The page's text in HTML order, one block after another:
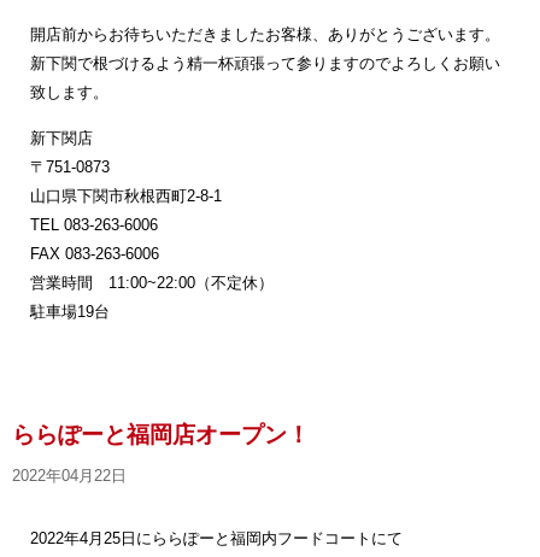
開店前からお待ちいただきましたお客様、ありがとうございます。
新下関で根づけるよう精一杯頑張って参りますのでよろしくお願い
致します。
新下関店
〒751-0873
山口県下関市秋根西町2-8-1
TEL 083-263-6006
FAX 083-263-6006
営業時間 11:00~22:00（不定休）
駐車場19台
ららぽーと福岡店オープン！
2022年04月22日
2022年4月25日にららぽーと福岡内フードコートにて